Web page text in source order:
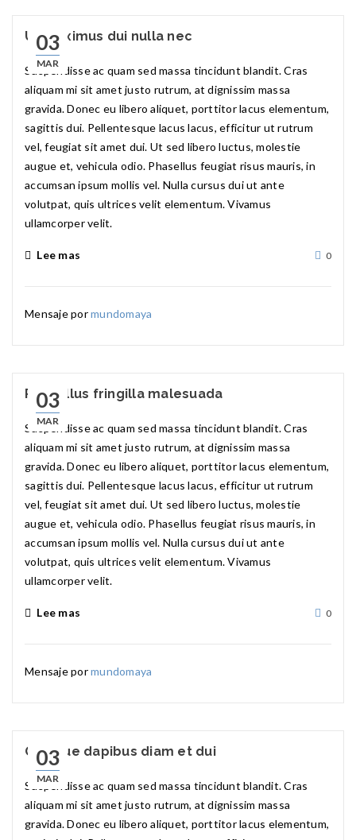
03
MAR
Ut maximus dui nulla nec
Suspendisse ac quam sed massa tincidunt blandit. Cras
aliquam mi sit amet justo rutrum, at dignissim massa
gravida. Donec eu libero aliquet, porttitor lacus elementum,
sagittis dui. Pellentesque lacus lacus, efficitur ut rutrum
vel, feugiat sit amet dui. Ut sed libero luctus, molestie
augue et, vehicula odio. Phasellus feugiat risus mauris, in
accumsan ipsum mollis vel. Nulla cursus dui ut ante
volutpat, quis ultrices velit elementum. Vivamus
ullamcorper velit.
Lee mas 0
Mensaje pormundomaya
03
MAR
Phasellus fringilla malesuada
Suspendisse ac quam sed massa tincidunt blandit. Cras
aliquam mi sit amet justo rutrum, at dignissim massa
gravida. Donec eu libero aliquet, porttitor lacus elementum,
sagittis dui. Pellentesque lacus lacus, efficitur ut rutrum
vel, feugiat sit amet dui. Ut sed libero luctus, molestie
augue et, vehicula odio. Phasellus feugiat risus mauris, in
accumsan ipsum mollis vel. Nulla cursus dui ut ante
volutpat, quis ultrices velit elementum. Vivamus
ullamcorper velit.
Lee mas 0
Mensaje pormundomaya
03
MAR
Quisque dapibus diam et dui
Suspendisse ac quam sed massa tincidunt blandit. Cras
aliquam mi sit amet justo rutrum, at dignissim massa
gravida. Donec eu libero aliquet, porttitor lacus elementum,